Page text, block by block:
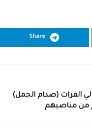
Share
لوالي الفرات (صدام الجمل)
من مناصبهم